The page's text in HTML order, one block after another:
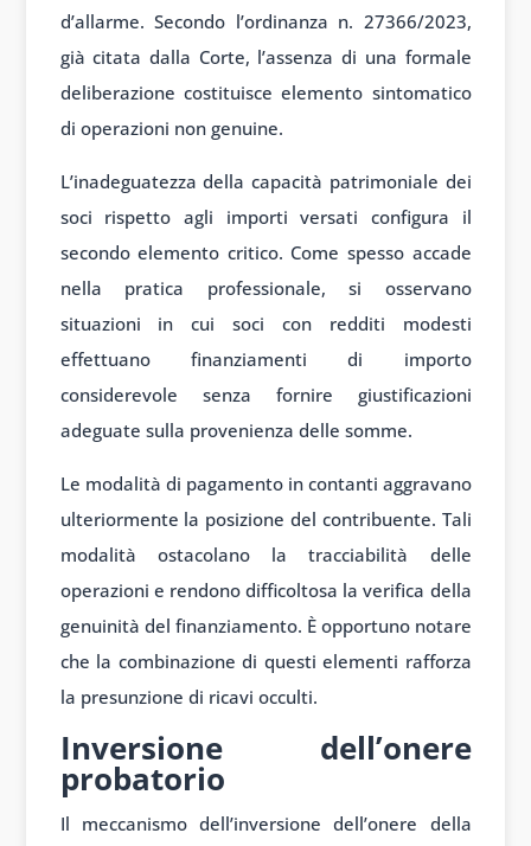
d’allarme. Secondo l’ordinanza n. 27366/2023,
già citata dalla Corte, l’assenza di una formale
deliberazione costituisce elemento sintomatico
di operazioni non genuine.
L’inadeguatezza della capacità patrimoniale dei
soci rispetto agli importi versati configura il
secondo elemento critico. Come spesso accade
nella pratica professionale, si osservano
situazioni in cui soci con redditi modesti
effettuano finanziamenti di importo
considerevole senza fornire giustificazioni
adeguate sulla provenienza delle somme.
Le modalità di pagamento in contanti aggravano
ulteriormente la posizione del contribuente. Tali
modalità ostacolano la tracciabilità delle
operazioni e rendono difficoltosa la verifica della
genuinità del finanziamento. È opportuno notare
che la combinazione di questi elementi rafforza
la presunzione di ricavi occulti.
Inversione dell’onere
probatorio
Il meccanismo dell’inversione dell’onere della